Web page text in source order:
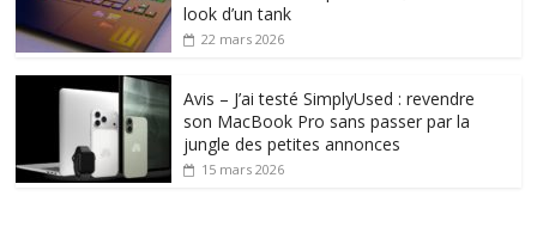
look d’un tank
22 mars 2026
Avis – J’ai testé SimplyUsed : revendre
son MacBook Pro sans passer par la
jungle des petites annonces
15 mars 2026